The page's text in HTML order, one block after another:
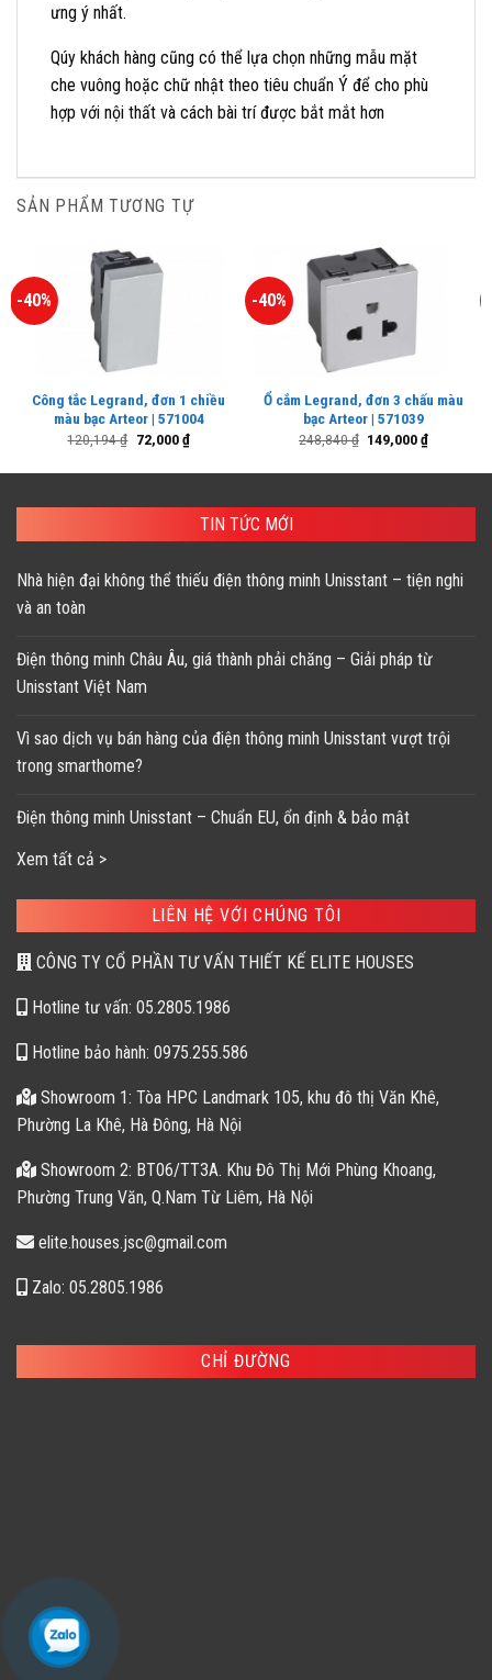
ưng ý nhất.
Qúy khách hàng cũng có thể lựa chọn những mẫu mặt
che vuông hoặc chữ nhật theo tiêu chuẩn Ý để cho phù
hợp với nội thất và cách bài trí được bắt mắt hơn
SẢN PHẨM TƯƠNG TỰ
-40%
Công tắc Legrand, đơn 1 chiều
màu bạc Arteor | 571004
120,194₫ Giá
gốc
72,000₫Giá
hiện
-40%
Ổ cắm Legrand, đơn 3 chấu màu
bạc Arteor | 571039
248,840₫ Giá
149,000₫Giá
TIN TỨC MỚI
Nhà hiện đại không thể thiếu điện thông minh Unisstant – tiện nghi
và an toàn
Điện thông minh Châu Âu, giá thành phải chăng – Giải pháp từ
Unisstant Việt Nam
Vì sao dịch vụ bán hàng của điện thông minh Unisstant vượt trội
trong smarthome?
Điện thông minh Unisstant – Chuẩn EU, ổn định & bảo mật
Xem tất cả >
LIÊN HỆ VỚI CHÚNG TÔI
CÔNG TY CỔ PHẦN TƯ VẤN THIẾT KẾ ELITE HOUSES
Hotline tư vấn: 05.2805.1986
Hotline bảo hành: 0975.255.586
Showroom 1: Tòa HPC Landmark 105, khu đô thị Văn Khê,
Phường La Khê, Hà Đông, Hà Nội
Showroom 2: BT06/TT3A. Khu Đô Thị Mới Phùng Khoang,
Phường Trung Văn, Q.Nam Từ Liêm, Hà Nội
elite.houses.jsc@gmail.com
Zalo: 05.2805.1986
CHỈ ĐƯỜNG